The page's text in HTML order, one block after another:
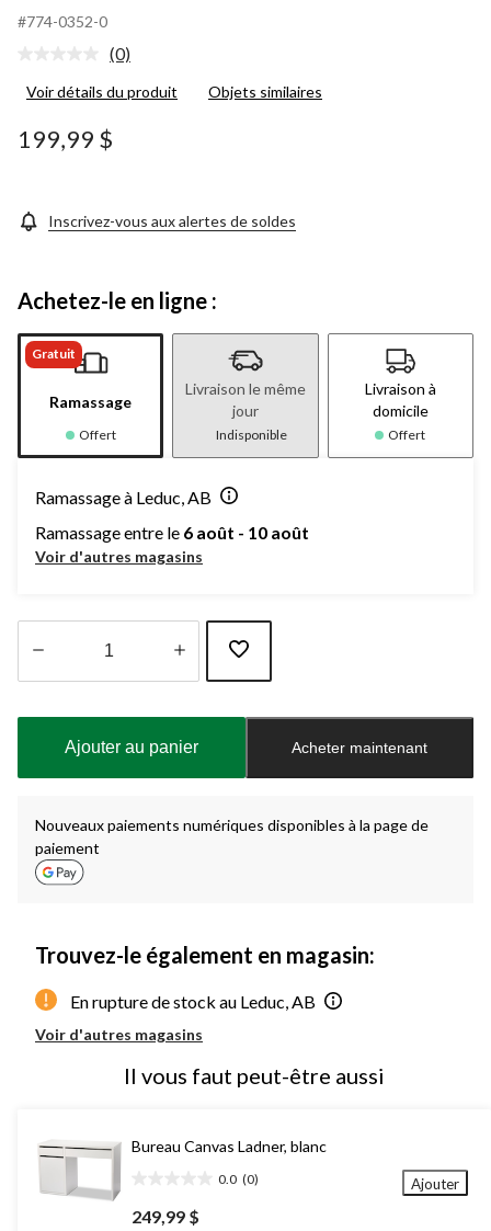
#774-0352-0
Aucune
pour
produit.
Lien
page.
(0)
Voir détails du produit Objets similaires
199,99 $
Inscrivez-vous aux alertes de soldes
Achetez-le en ligne :
Gratuit
Ramassage
Offert
Livraison le même
jour
Indisponible
Livraison à
domicile
Offert
Ramassage à Leduc, AB
Ramassage entre le 6 août - 10 août
Voir d'autres magasins
à
Ajouter au panier Acheter maintenant
Nouveaux paiements numériques disponibles à la page de
paiement
Trouvez-le également en magasin:
En rupture de stock au Leduc, AB
Voir d'autres magasins
Il vous faut peut-être aussi
Bureau Canvas Ladner, blanc
0.0 (0)
étoile(s)
249,99 $
Ajouter